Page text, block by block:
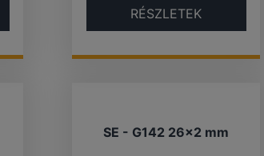
RÉSZLETEK
SE - G142 26×2 mm